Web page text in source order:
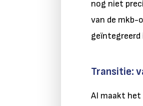
nog niet
van de mkb-
geïntegreerd
Transitie:
AI maakt het